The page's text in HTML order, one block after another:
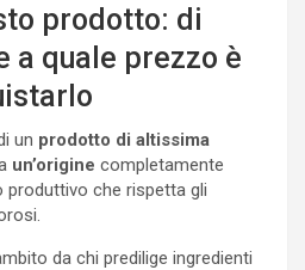
prodotto: di
a quale prezzo è
un prodotto di altissima
un’origine completamente
produttivo che rispetta gli
da chi predilige ingredienti